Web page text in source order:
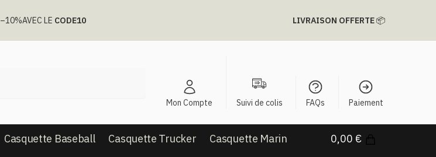
–10%AVEC LE CODE10 LIVRAISON OFFERTE📦
Mon Compte Suivi de colis FAQs Paiement
Casquette Baseball Casquette Trucker Casquette Marin 0,00 €